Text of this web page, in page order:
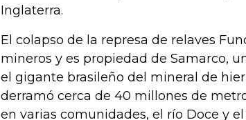
Inglaterra.
El colapso de la represa de relaves
mineros y es propiedad de Samarco,
el gigante brasileño del mineral de
derramó cerca de 40 millones de
en varias comunidades, el río Doce y